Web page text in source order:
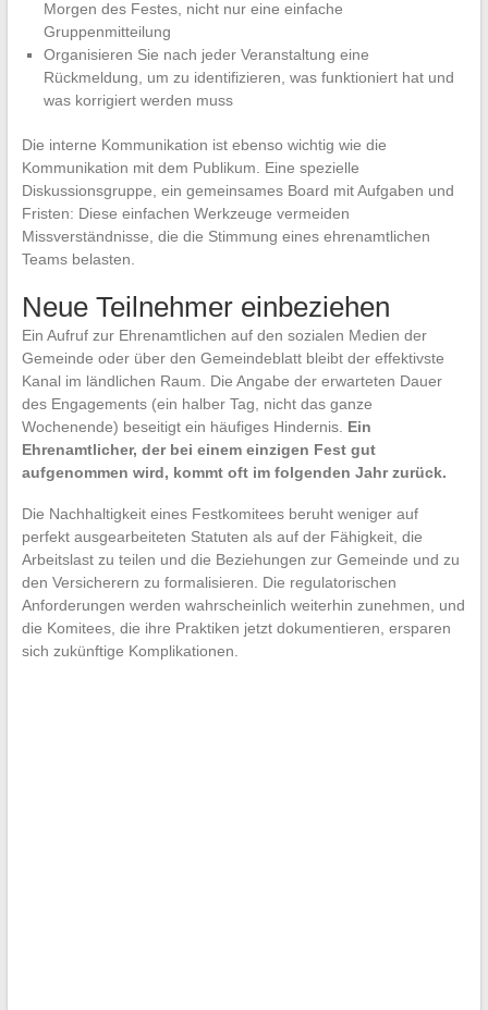
Morgen des Festes, nicht nur eine einfache
Gruppenmitteilung
Organisieren Sie nach jeder Veranstaltung eine
Rückmeldung, um zu identifizieren, was funktioniert hat und
was korrigiert werden muss
Die interne Kommunikation ist ebenso wichtig wie die
Kommunikation mit dem Publikum. Eine spezielle
Diskussionsgruppe, ein gemeinsames Board mit Aufgaben und
Fristen: Diese einfachen Werkzeuge vermeiden
Missverständnisse, die die Stimmung eines ehrenamtlichen
Teams belasten.
Neue Teilnehmer einbeziehen
Ein Aufruf zur Ehrenamtlichen auf den sozialen Medien der
Gemeinde oder über den Gemeindeblatt bleibt der effektivste
Kanal im ländlichen Raum. Die Angabe der erwarteten Dauer
des Engagements (ein halber Tag, nicht das ganze
Wochenende) beseitigt ein häufiges Hindernis. Ein
Ehrenamtlicher, der bei einem einzigen Fest gut
aufgenommen wird, kommt oft im folgenden Jahr zurück.
Die Nachhaltigkeit eines Festkomitees beruht weniger auf
perfekt ausgearbeiteten Statuten als auf der Fähigkeit, die
Arbeitslast zu teilen und die Beziehungen zur Gemeinde und zu
den Versicherern zu formalisieren. Die regulatorischen
Anforderungen werden wahrscheinlich weiterhin zunehmen, und
die Komitees, die ihre Praktiken jetzt dokumentieren, ersparen
sich zukünftige Komplikationen.